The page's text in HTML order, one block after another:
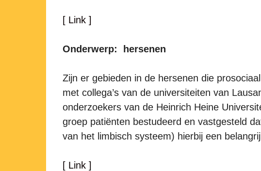
[ Link ]
Onderwerp: hersenen
Zijn er gebieden in de hersenen die
met collega’s van de universiteiten van
onderzoekers van de Heinrich Heine
groep patiënten bestudeerd en vastgesteld
van het limbisch systeem) hierbij een
[ Link ]